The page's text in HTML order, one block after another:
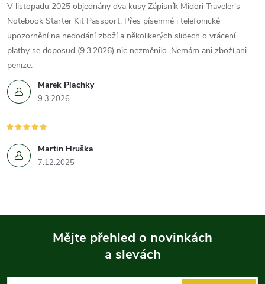
Marek Plachky
9.3.2026
V listopadu 2025 objednány dva kusy Zápisník Midori Traveler's
Notebook Starter Kit Passport. Přes písemné i telefonické
upozornění na nedodání zboží a několikerých slibech o vrácení
platby se doposud (9.3.2026) nic nezměnilo. Nemám ani zboží,ani
peníze.
Martin Hruška
7.12.2025
Mějte přehled o novinkách
a slevách